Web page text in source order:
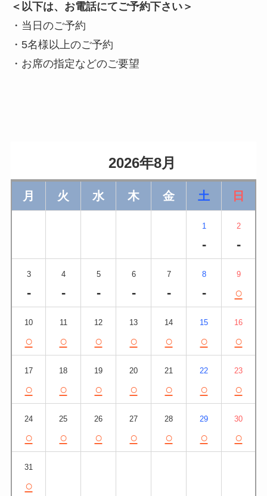
＜以下は、お電話にてご予約下さい＞
・当日のご予約
・5名様以上のご予約
・お席の指定などのご要望
                    2026年8月
月 火 水 木 金 土 日
1
-
2
-
3
-
4
-
5
-
6
-
7
-
8
-
9
○
10
○
11
○
12
○
13
○
14
○
15
○
16
○
17
○
18
○
19
○
20
○
21
○
22
○
23
○
24
○
25
○
26
○
27
○
28
○
29
○
30
○
31
○